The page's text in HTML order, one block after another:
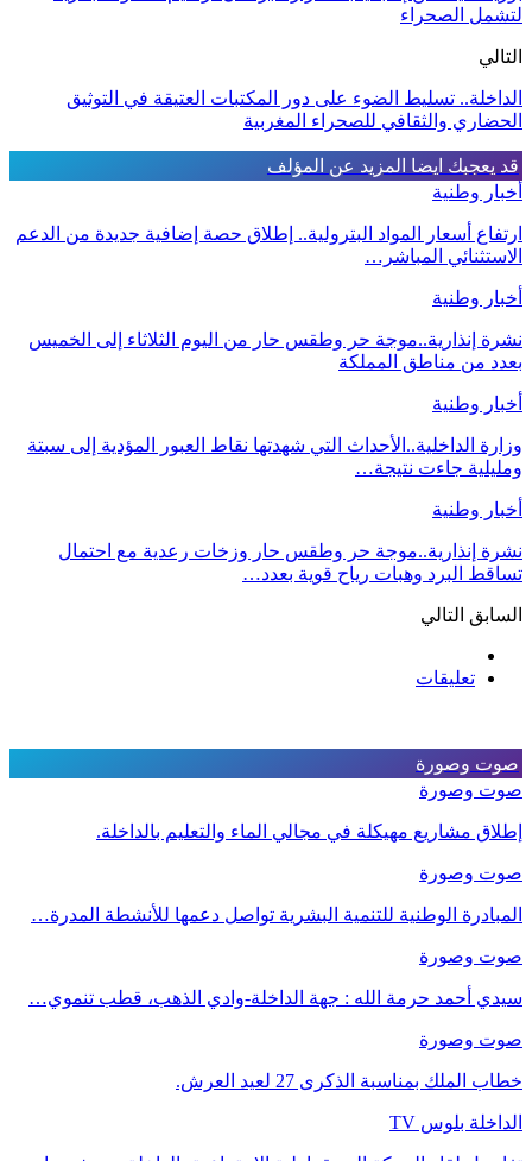
لتشمل الصحراء
التالي
الداخلة.. تسليط الضوء على دور المكتبات العتيقة في التوثيق
الحضاري والثقافي للصحراء المغربية
قد يعجبك ايضا المزيد عن المؤلف
أخبار وطنية
ارتفاع أسعار المواد البترولية.. إطلاق حصة إضافية جديدة من الدعم
الاستثنائي المباشر…
أخبار وطنية
نشرة إنذارية..موجة حر وطقس حار من اليوم الثلاثاء إلى الخميس
بعدد من مناطق المملكة
أخبار وطنية
وزارة الداخلية..الأحداث التي شهدتها نقاط العبور المؤدية إلى سبتة
ومليلية جاءت نتيجة…
أخبار وطنية
نشرة إنذارية..موجة حر وطقس حار وزخات رعدية مع احتمال
تساقط البرد وهبات رياح قوية بعدد…
السابق التالي
تعليقات
صوت وصورة
صوت وصورة
إطلاق مشاريع مهيكلة في مجالي الماء والتعليم بالداخلة.
صوت وصورة
المبادرة الوطنية للتنمية البشرية تواصل دعمها للأنشطة المدرة…
صوت وصورة
سيدي أحمد حرمة الله : جهة الداخلة-وادي الذهب، قطب تنموي…
صوت وصورة
خطاب الملك بمناسبة الذكرى 27 لعيد العرش.
الداخلة بلوس TV